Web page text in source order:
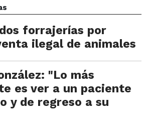
forrajerías por
ilegal de animales
"Lo más
es ver a un paciente
y de regreso a su